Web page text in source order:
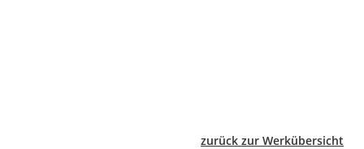
zurück zur Werkübersicht